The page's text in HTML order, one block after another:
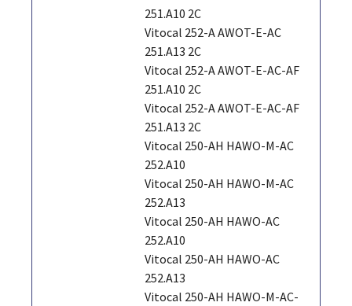
251.A10 2C
Vitocal 252-A AWOT-E-AC
251.A13 2C
Vitocal 252-A AWOT-E-AC-AF
251.A10 2C
Vitocal 252-A AWOT-E-AC-AF
251.A13 2C
Vitocal 250-AH HAWO-M-AC
252.A10
Vitocal 250-AH HAWO-M-AC
252.A13
Vitocal 250-AH HAWO-AC
252.A10
Vitocal 250-AH HAWO-AC
252.A13
Vitocal 250-AH HAWO-M-AC-